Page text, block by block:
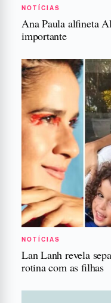
NOTÍCIAS
Ana Paula alfineta
importante
NOTÍCIAS
Lan Lanh revela
rotina com as filhas